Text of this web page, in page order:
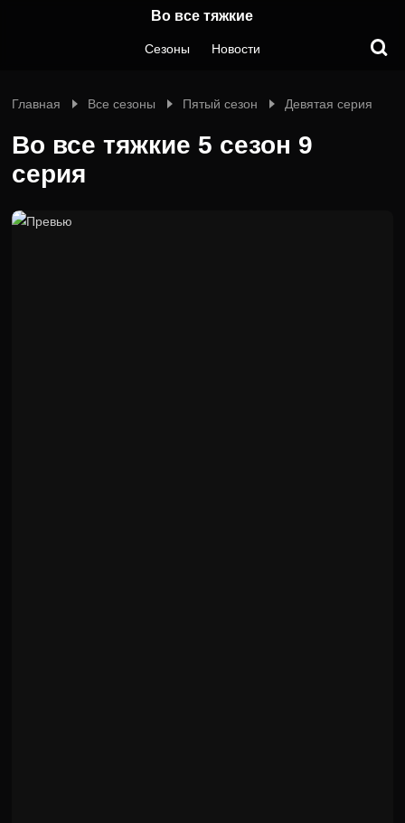
Во все тяжкие
Сезоны Новости
Главная Все сезоны Пятый сезон Девятая серия
Во все тяжкие 5 сезон 9
серия